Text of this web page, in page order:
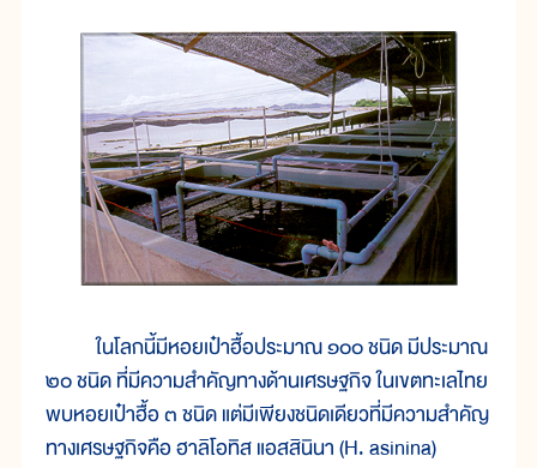
ในโลกนี้มีหอยเป๋าฮื้อประมาณ ๑๐๐ ชนิด มีประมาณ
๒๐ ชนิด ที่มีความสำคัญทางด้านเศรษฐกิจ ในเขตทะเลไทย
พบหอยเป๋าฮื้อ ๓ ชนิด แต่มีเพียงชนิดเดียวที่มีความสำคัญ
ทางเศรษฐกิจคือ ฮาลิโอทิส แอสสินินา (H. asinina)